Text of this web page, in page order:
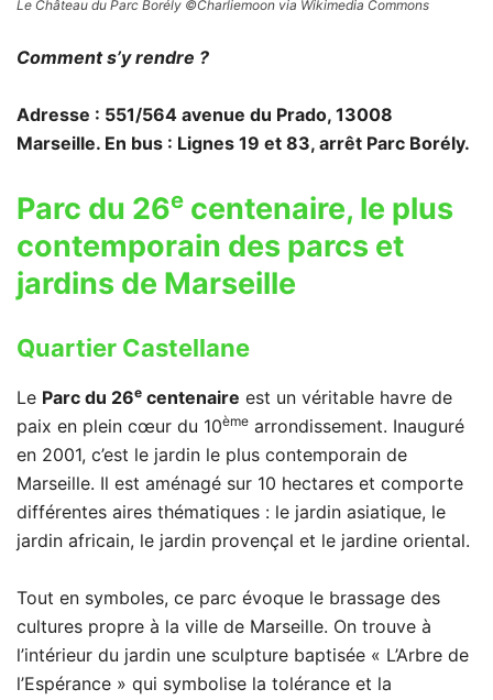
Le Château du Parc Borély ©Charliemoon via Wikimedia Commons
Comment s’y rendre ?
Adresse : 551/564 avenue du Prado, 13008
Marseille. En bus : Lignes 19 et 83, arrêt Parc Borély.
Parc du 26e centenaire, le plus
contemporain des parcs et
jardins de Marseille
Quartier Castellane
Le Parc du 26e centenaire est un véritable havre de
paix en plein cœur du 10ème arrondissement. Inauguré
en 2001, c’est le jardin le plus contemporain de
Marseille. Il est aménagé sur 10 hectares et comporte
différentes aires thématiques : le jardin asiatique, le
jardin africain, le jardin provençal et le jardine oriental.
Tout en symboles, ce parc évoque le brassage des
cultures propre à la ville de Marseille. On trouve à
l’intérieur du jardin une sculpture baptisée « L’Arbre de
l’Espérance » qui symbolise la tolérance et la